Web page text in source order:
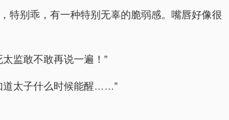
特别乖，有一种特别无辜的脆弱感。嘴唇好像很
监敢不敢再说一遍！”
道太子什么时候能醒……”